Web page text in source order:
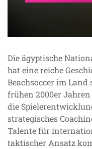
Die ägyptische
hat eine reiche
Beachsoccer im
frühen 2000er
die
strategisches
Talente für
taktischer Ansatz